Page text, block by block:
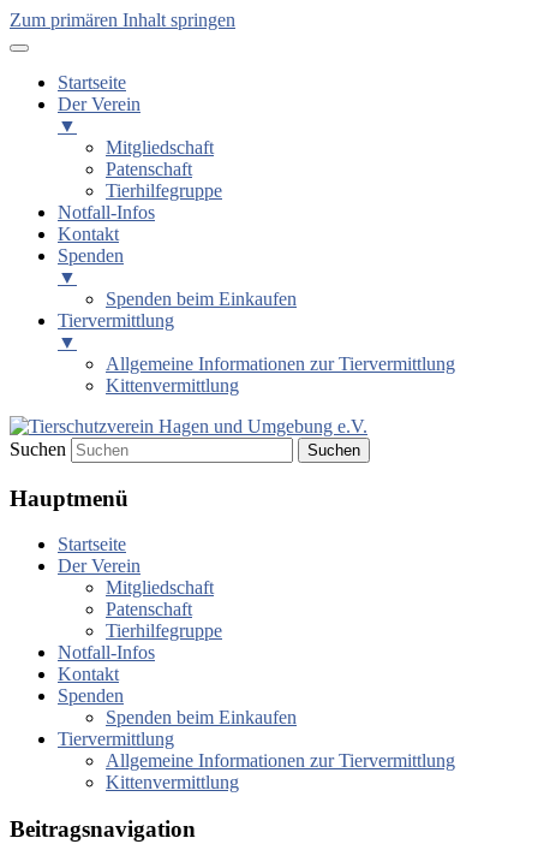
Zum primären Inhalt springen
Startseite
Der Verein
▼
Mitgliedschaft
Patenschaft
Tierhilfegruppe
Notfall-Infos
Kontakt
Spenden
▼
Spenden beim Einkaufen
Tiervermittlung
▼
Allgemeine Informationen zur Tiervermittlung
Kittenvermittlung
Tierschutzverein Hagen und
Umgebung e.V.
Suchen
Hauptmenü
Startseite
Der Verein
Mitgliedschaft
Patenschaft
Tierhilfegruppe
Notfall-Infos
Kontakt
Spenden
Spenden beim Einkaufen
Tiervermittlung
Allgemeine Informationen zur Tiervermittlung
Kittenvermittlung
Beitragsnavigation